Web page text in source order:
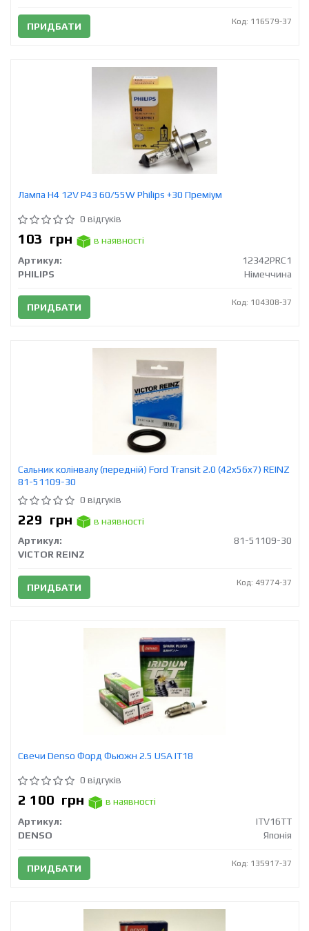
ПРИДБАТИ Код: 116579-37
Лампа H4 12V Р43 60/55W Philips +30 Преміум
0 відгуків
103 грн
в наявності
Артикул:
12342PRC1
PHILIPS
Німеччина
ПРИДБАТИ Код: 104308-37
Сальник колінвалу (передній) Ford Transit 2.0 (42x56x7) REINZ
81-51109-30
0 відгуків
229 грн
в наявності
Артикул:
81-51109-30
VICTOR REINZ
ПРИДБАТИ Код: 49774-37
Свечи Denso Форд Фьюжн 2.5 USA IT18
0 відгуків
2 100 грн
в наявності
Артикул:
ITV16TT
DENSO
Японія
ПРИДБАТИ Код: 135917-37